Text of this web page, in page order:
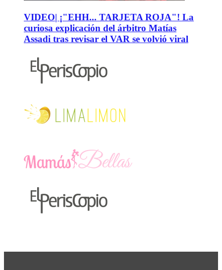
VIDEO| ¡"EHH... TARJETA ROJA"! La
curiosa explicación del árbitro Matías
Assadi tras revisar el VAR se volvió viral